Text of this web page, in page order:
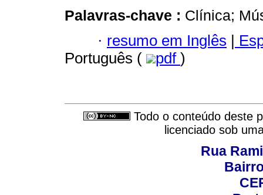
Palavras-chave : Clínica;
· resumo em Inglês |
Português (
pdf )
Todo o conteúdo deste
licenciado sob
Rua